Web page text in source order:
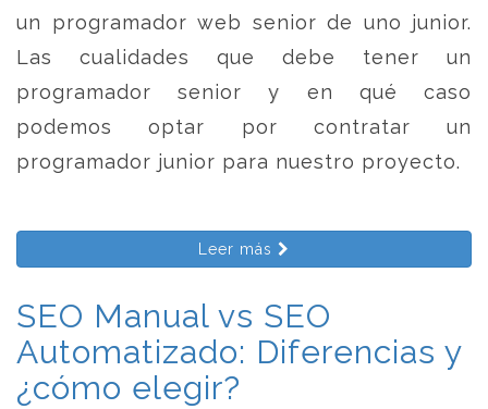
un programador web senior de uno junior.
Las cualidades que debe tener un
programador senior y en qué caso
podemos optar por contratar un
programador junior para nuestro proyecto.
Leer más
SEO Manual vs SEO
Automatizado: Diferencias y
¿cómo elegir?